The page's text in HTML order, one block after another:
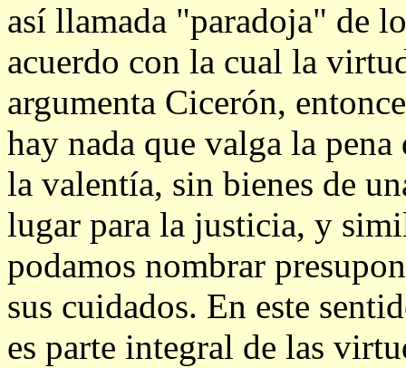
así llamada "paradoja" de
acuerdo con la cual la
argumenta Cicerón,
hay nada que valga la
la valentía, sin bienes de
lugar para la justicia, y
podamos nombrar
sus cuidados. En este
es parte integral de las